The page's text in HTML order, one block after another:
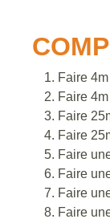
Faire
Faire
Faire
Faire
Faire
Faire
Faire
Faire